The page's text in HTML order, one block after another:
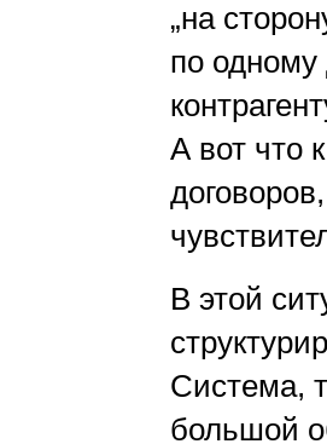
„на
по одному
А вот что
В этой
Система,
большой